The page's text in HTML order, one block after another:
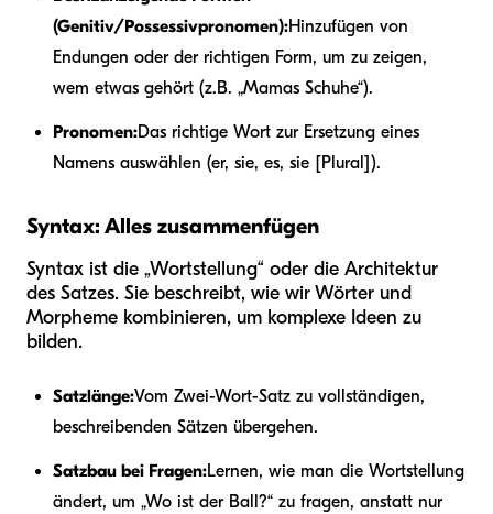
(Genitiv/Possessivpronomen):Hinzufügen von
Endungen oder der richtigen Form, um zu zeigen,
wem etwas gehört (z.B. „Mamas Schuhe“).
Pronomen:Das richtige Wort zur Ersetzung eines
Namens auswählen (er, sie, es, sie [Plural]).
Syntax: Alles zusammenfügen
Syntax ist die „Wortstellung“ oder die Architektur
des Satzes. Sie beschreibt, wie wir Wörter und
Morpheme kombinieren, um komplexe Ideen zu
bilden.
Satzlänge:Vom Zwei-Wort-Satz zu vollständigen,
beschreibenden Sätzen übergehen.
Satzbau bei Fragen:Lernen, wie man die Wortstellung
ändert, um „Wo ist der Ball?“ zu fragen, anstatt nur